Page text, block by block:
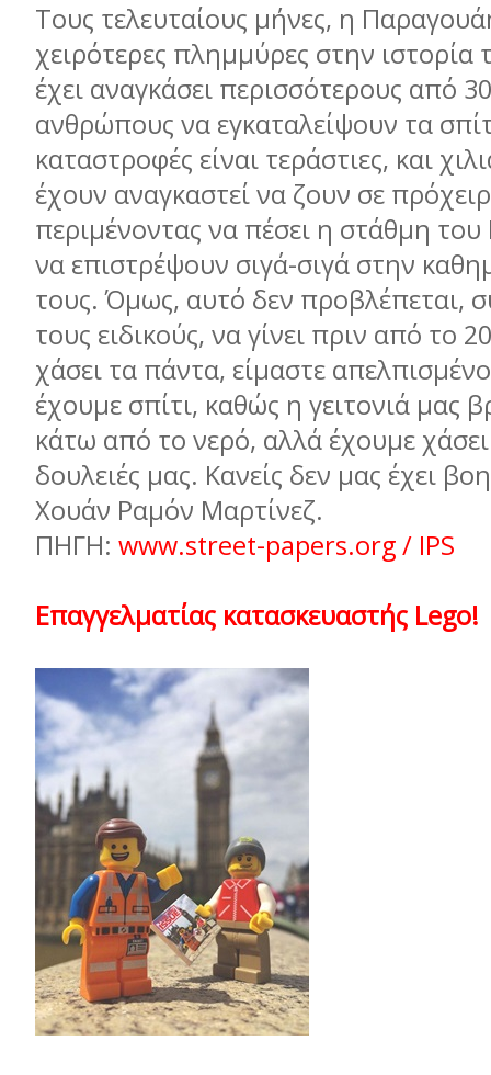
Τους τελευταίους µήνες, η
χειρότερες πληµµύρες στην ιστορία
έχει αναγκάσει περισσότερους από
ανθρώπους να εγκαταλείψουν τα
καταστροφές είναι τεράστιες, και
έχουν αναγκαστεί να ζουν σε
περιµένοντας να πέσει η στάθµη
να επιστρέψουν σιγά-σιγά στην
τους. Όµως, αυτό δεν προβλέπεται,
τους ειδικούς, να γίνει πριν από το
χάσει τα πάντα, είµαστε
έχουµε σπίτι, καθώς η γειτονιά µας
κάτω από το νερό, αλλά έχουµε χάσει
δουλειές µας. Κανείς δεν µας έχει
Χουάν Ραµόν Μαρτίνεζ.
ΠΗΓΗ: www.street-papers.org / IPS
Επαγγελµατίας κατασκευαστής Lego!